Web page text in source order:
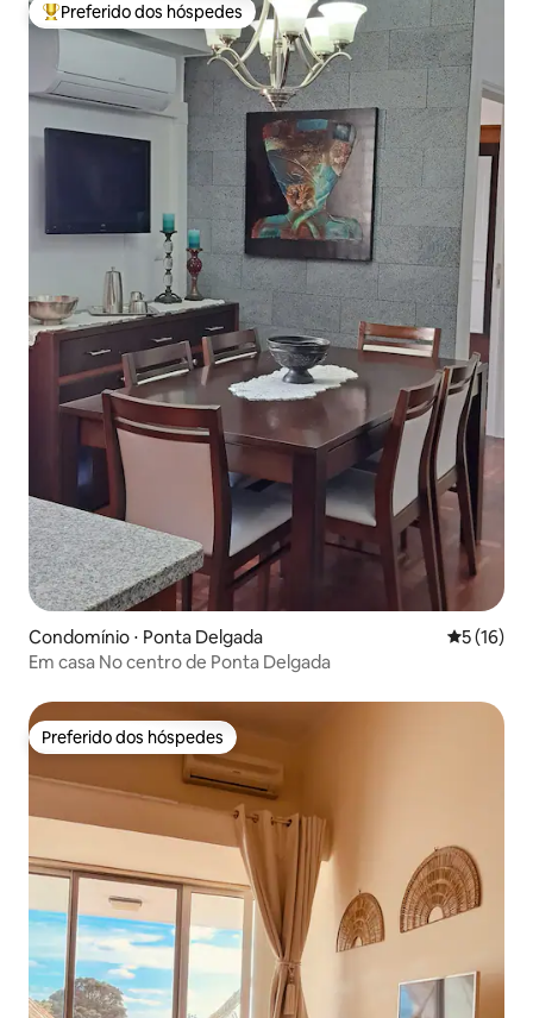
Entre os melhores preferidos dos hóspedes
Preferido dos hóspedes
Condomínio ⋅ Ponta Delgada 5 de uma
5 (16)
Em casa No centro de Ponta Delgada
Preferido dos hóspedes
Preferido dos hóspedes